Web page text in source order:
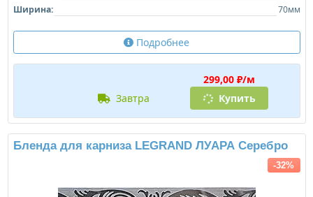
Ширина:
70мм
Подробнее
299,00 ₽/м
завтра
Купить
Бленда для карниза LEGRAND ЛУАРА Серебро
-32%